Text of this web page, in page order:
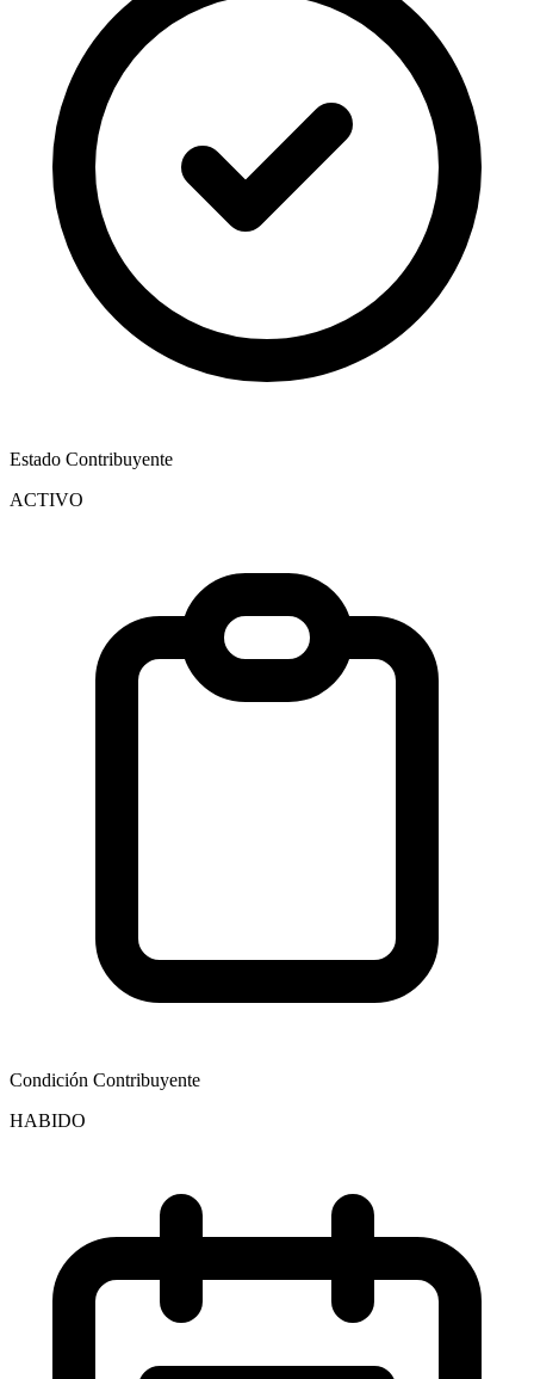
Estado Contribuyente
ACTIVO
Condición Contribuyente
HABIDO